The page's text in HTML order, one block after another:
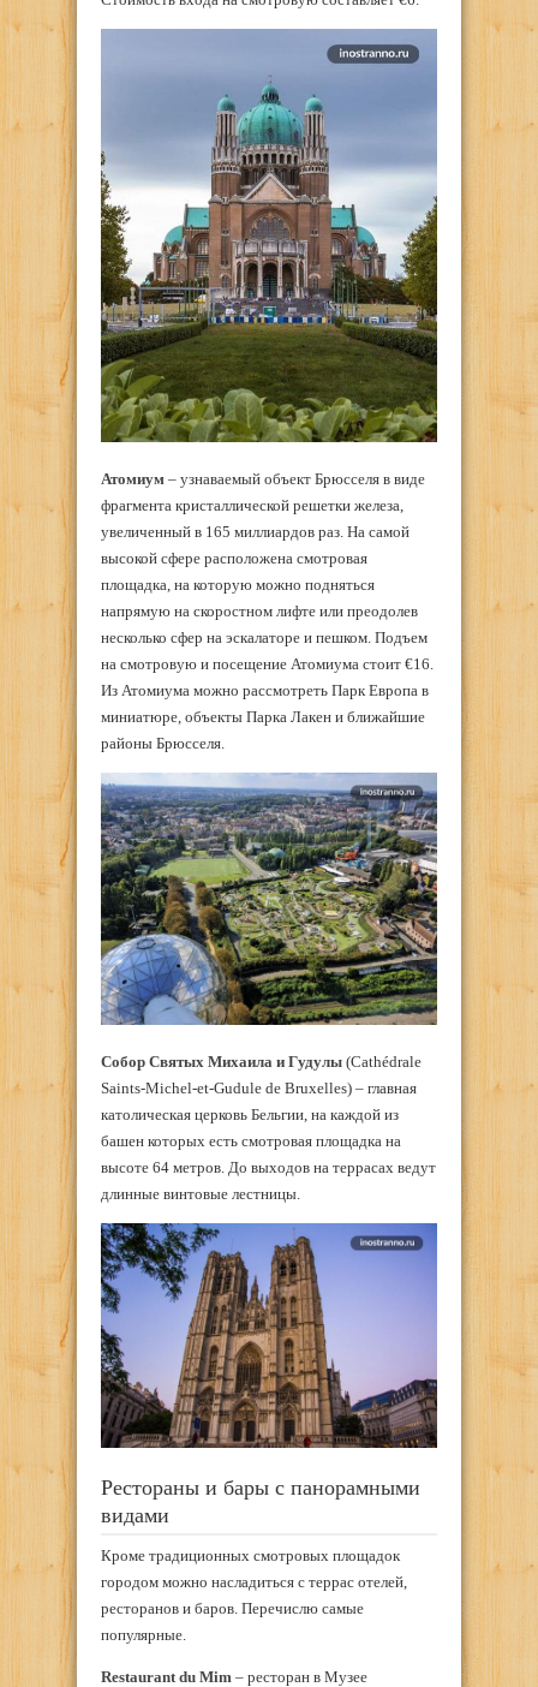
Атомиум – узнаваемый объект Брюсселя в виде
фрагмента кристаллической решетки железа,
увеличенный в 165 миллиардов раз. На самой
высокой сфере расположена смотровая
площадка, на которую можно подняться
напрямую на скоростном лифте или преодолев
несколько сфер на эскалаторе и пешком. Подъем
на смотровую и посещение Атомиума стоит €16.
Из Атомиума можно рассмотреть Парк Европа в
миниатюре, объекты Парка Лакен и ближайшие
районы Брюсселя.
Собор Святых Михаила и Гудулы (Cathédrale
Saints-Michel-et-Gudule de Bruxelles) – главная
католическая церковь Бельгии, на каждой из
башен которых есть смотровая площадка на
высоте 64 метров. До выходов на террасах ведут
длинные винтовые лестницы.
Рестораны и бары с панорамными
видами
Кроме традиционных смотровых площадок
городом можно насладиться с террас отелей,
ресторанов и баров. Перечислю самые
популярные.
Restaurant du Mim – ресторан в Музее